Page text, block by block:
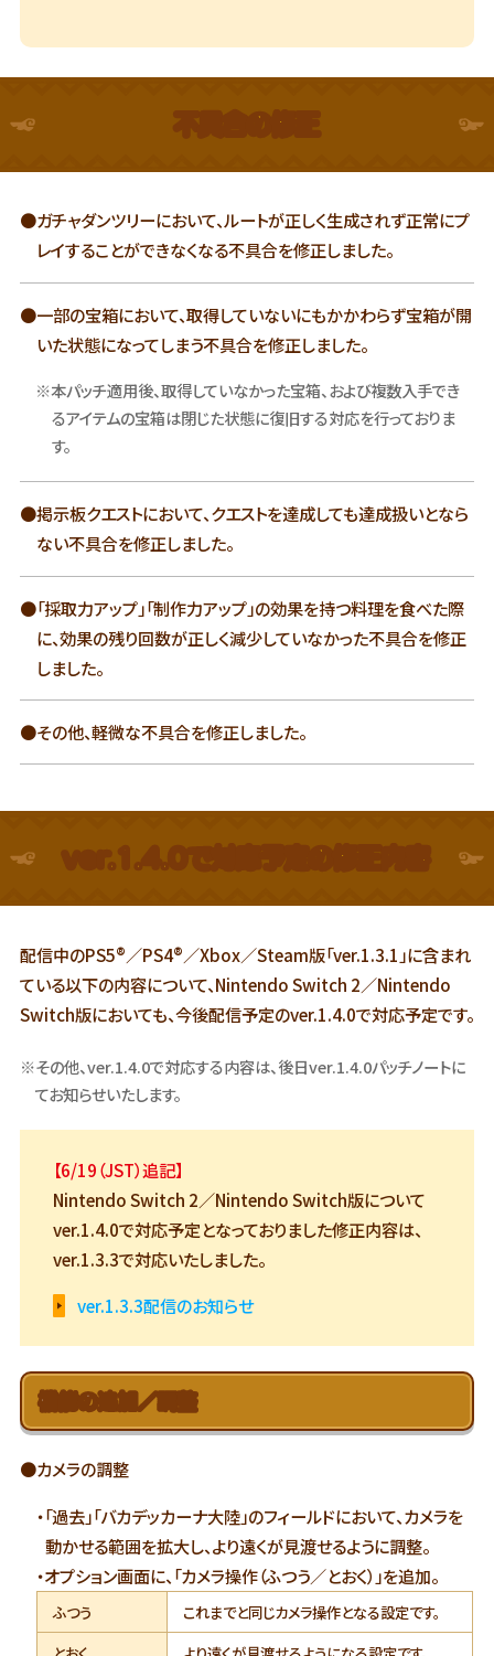
不具合の修正
●ガチャダンツリーにおいて、ルートが正しく生成されず正常にプ
レイすることができなくなる不具合を修正しました。
●一部の宝箱において、取得していないにもかかわらず宝箱が開
いた状態になってしまう不具合を修正しました。
※本パッチ適用後、取得していなかった宝箱、および複数入手でき
るアイテムの宝箱は閉じた状態に復旧する対応を行っておりま
す。
●掲示板クエストにおいて、クエストを達成しても達成扱いとなら
ない不具合を修正しました。
●「採取力アップ」「制作力アップ」の効果を持つ料理を食べた際
に、効果の残り回数が正しく減少していなかった不具合を修正
しました。
●その他、軽微な不具合を修正しました。
ver.1.4.0で対応予定の修正内容
配信中のPS5®／PS4®／Xbox／Steam版「ver.1.3.1」に含まれ
ている以下の内容について、Nintendo Switch 2／Nintendo
Switch版においても、今後配信予定のver.1.4.0で対応予定です。
※その他、ver.1.4.0で対応する内容は、後日ver.1.4.0パッチノートに
てお知らせいたします。
【6/19（JST）追記】
Nintendo Switch 2／Nintendo Switch版について
ver.1.4.0で対応予定となっておりました修正内容は、
ver.1.3.3で対応いたしました。
ver.1.3.3配信のお知らせ
機能の追加／調整
●カメラの調整
・「過去」「バカデッカーナ大陸」のフィールドにおいて、カメラを
動かせる範囲を拡大し、より遠くが見渡せるように調整。
・オプション画面に、「カメラ操作（ふつう／とおく）」を追加。
ふつう
これまでと同じカメラ操作となる設定です。